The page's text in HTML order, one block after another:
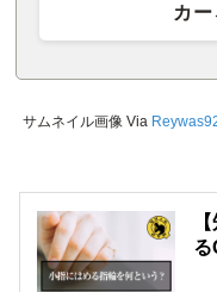
カ
サムネイル画像 Via
る